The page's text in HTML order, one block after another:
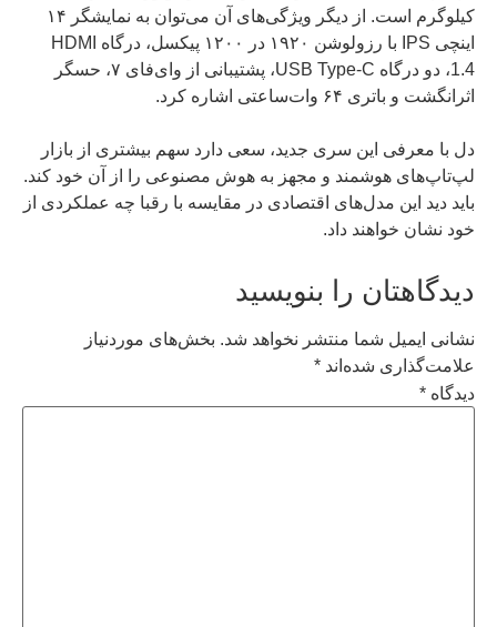
کیلوگرم است. از دیگر ویژگی‌های آن می‌توان به نمایشگر ۱۴
اینچی IPS با رزولوشن ۱۹۲۰ در ۱۲۰۰ پیکسل، درگاه HDMI
1.4، دو درگاه USB Type-C، پشتیبانی از وای‌فای ۷، حسگر
اثرانگشت و باتری ۶۴ وات‌ساعتی اشاره کرد.
دل با معرفی این سری جدید، سعی دارد سهم بیشتری از بازار
لپ‌تاپ‌های هوشمند و مجهز به هوش مصنوعی را از آن خود کند.
باید دید این مدل‌های اقتصادی در مقایسه با رقبا چه عملکردی از
خود نشان خواهند داد.
دیدگاهتان را بنویسید
نشانی ایمیل شما منتشر نخواهد شد. بخش‌های موردنیاز
علامت‌گذاری شده‌اند*
دیدگاه*